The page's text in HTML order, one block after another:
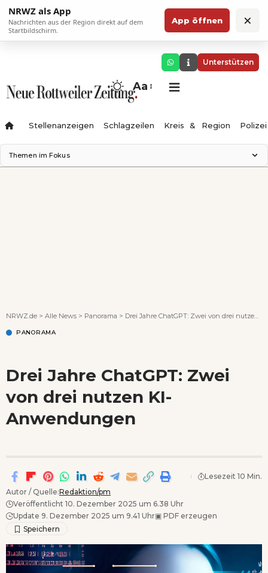
NRWZ als App
Nachrichten aus der Region direkt auf dem
Startbildschirm.
App öffnen ×
Unterstützen
Aa
Stellenanzeigen Schlagzeilen Kreis & Region Polizei
Themen im Fokus
NRWZ.de > Alle News > Panorama > Drei Jahre ChatGPT: Zwei von drei nutzen KI-Anwendungen
PANORAMA
Drei Jahre ChatGPT: Zwei
von drei nutzen KI-
Anwendungen
Autor / Quelle:Redaktion/pm
Veröffentlicht 10. Dezember 2025 um 6.38 Uhr
Update 9. Dezember 2025 um 9.41 Uhr▣ PDF erzeugen
Lesezeit 10 Min.